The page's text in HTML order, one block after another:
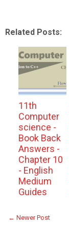
Related Posts:
11th
Computer
science -
Book Back
Answers -
Chapter 10
- English
Medium
Guides
← Newer Post